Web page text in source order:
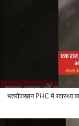
भतरौंजखान PHC में स्वास्थ्य